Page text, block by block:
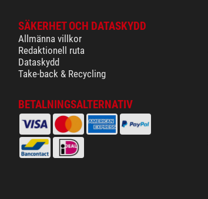
SÄKERHET OCH DATASKYDD
Allmänna villkor
Redaktionell ruta
Dataskydd
Take-back & Recycling
BETALNINGSALTERNATIV